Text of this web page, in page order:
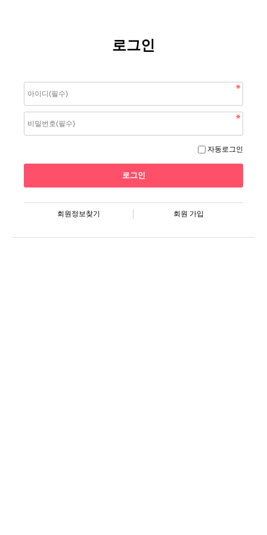
로그인
자동로그인
회원정보찾기 회원 가입